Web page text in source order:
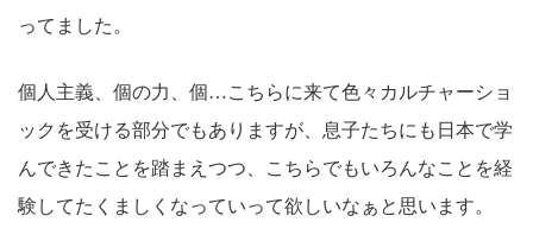
ってました。
個人主義、個の力、個…こちらに来て色々カルチャーショ
ックを受ける部分でもありますが、息子たちにも日本で学
んできたことを踏まえつつ、こちらでもいろんなことを経
験してたくましくなっていって欲しいなぁと思います。